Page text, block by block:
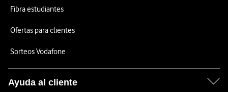
Fibra estudiantes
Ofertas para clientes
Sorteos Vodafone
Ayuda al cliente